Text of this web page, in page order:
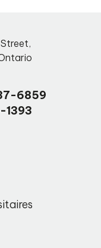
,
6859
1393